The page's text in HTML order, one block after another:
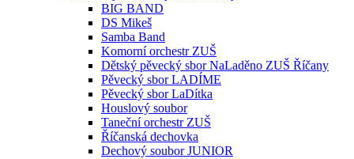
BIG BAND
DS Mikeš
Samba Band
Komorní orchestr ZUŠ
Dětský pěvecký sbor NaLaděno ZUŠ Říčany
Pěvecký sbor LADÍME
Pěvecký sbor LaDítka
Houslový soubor
Taneční orchestr ZUŠ
Říčanská dechovka
Dechový soubor JUNIOR